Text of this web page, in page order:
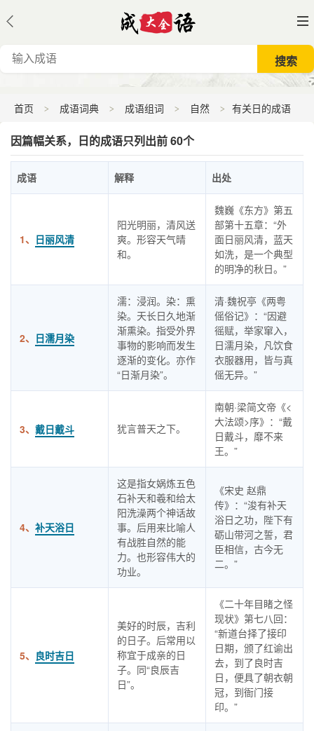
首页 成语词典 成语组词 自然 有关日的成语
因篇幅关系，日的成语只列出前 60个
成语 解释 出处
1、 日丽风清
阳光明丽，清风送
爽。形容天气晴
和。
魏巍《东方》第五
部第十五章：“外
面日丽风清，蓝天
如洗，是一个典型
的明净的秋日。”
2、 日濡月染
濡：浸润。染：熏
染。天长日久地渐
渐熏染。指受外界
事物的影响而发生
逐渐的变化。亦作
“日渐月染”。
清·魏祝亭《两粤
傜俗记》：“因避
徭赋，举家窜入，
日濡月染，凡饮食
衣服器用，皆与真
傜无异。”
3、 戴日戴斗 犹言普天之下。
南朝·梁简文帝《<
大法颂>序》：“戴
日戴斗，靡不来
王。”
4、 补天浴日
这是指女娲炼五色
石补天和羲和给太
阳洗澡两个神话故
事。后用来比喻人
有战胜自然的能
力。也形容伟大的
功业。
《宋史 赵鼎
传》：“浚有补天
浴日之功，陛下有
砺山带河之誓，君
臣相信，古今无
二。”
5、 良时吉日
美好的时辰，吉利
的日子。后常用以
称宜于成亲的日
子。同“良辰吉
日”。
《二十年目睹之怪
现状》第七八回：
“新道台择了接印
日期，颁了红谕出
去，到了良时吉
日，便具了朝衣朝
冠，到衙门接
印。”